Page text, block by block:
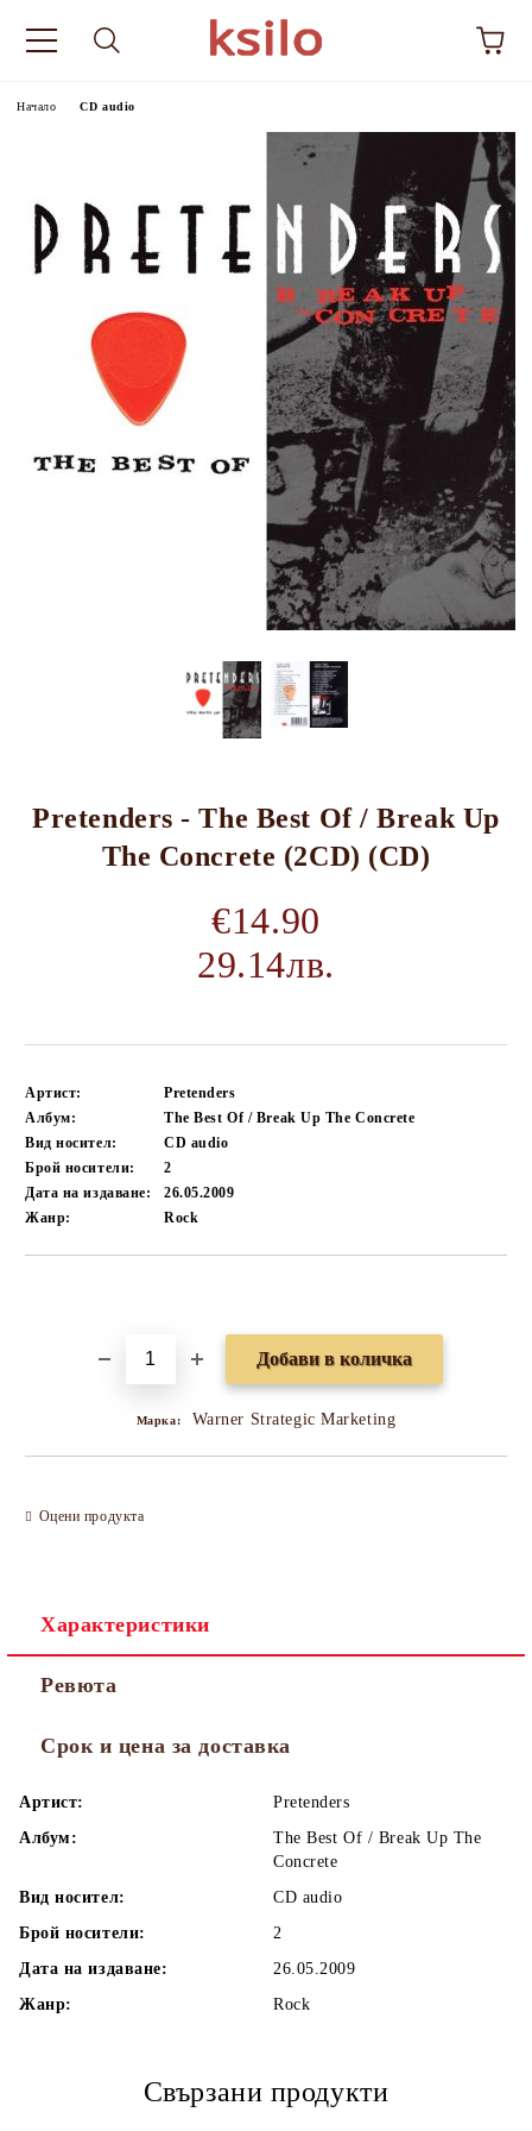
Начало CD audio
Pretenders - The Best Of / Break Up
The Concrete (2CD) (CD)
€14.90
29.14лв.
Артист:
Pretenders
Албум:
The Best Of / Break Up The Concrete
Вид носител:
CD audio
Брой носители:
2
Дата на издаване:
26.05.2009
Жанр:
Rock
Марка: Warner Strategic Marketing
Оцени продукта
Характеристики
Ревюта
Срок и цена за доставка
Артист:
Pretenders
Албум:
The Best Of / Break Up The
Concrete
Вид носител:
CD audio
Брой носители:
2
Дата на издаване:
26.05.2009
Жанр:
Rock
Свързани продукти